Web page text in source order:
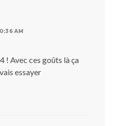
AM
! Avec ces goûts là ça
essayer